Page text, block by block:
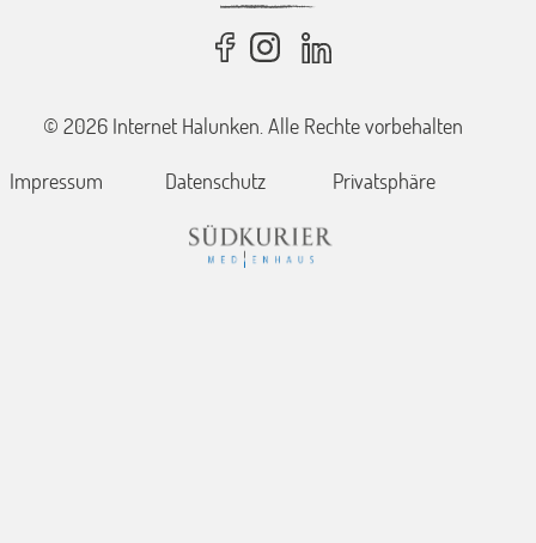
© 2026 Internet Halunken. Alle Rechte vorbehalten
Impressum Datenschutz Privatsphäre